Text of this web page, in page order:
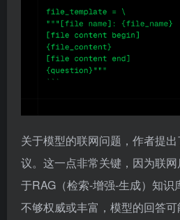
关于模型的联网问题，作者提出
议。这一点非常关键，因为联
于RAG（检索-增强-生成）知
不够权威或丰富，模型的回答